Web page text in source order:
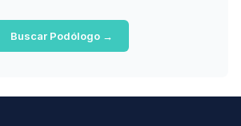
Buscar Podólogo →